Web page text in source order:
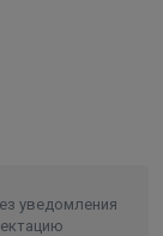
уведомления